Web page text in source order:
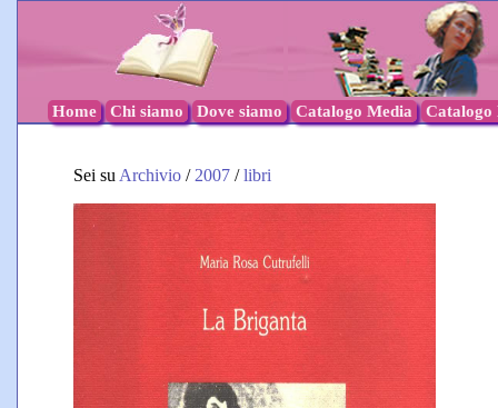
Home Chi siamo Dove siamo Catalogo Media Catalogo
Sei su Archivio / 2007 /libri